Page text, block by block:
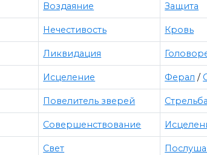
Воздаяние Защита
Нечестивость Кровь
Ликвидация
Исцеление Ферал /
Повелитель зверей Стрельба
Совершенствование
Свет